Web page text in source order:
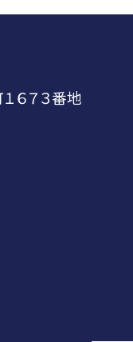
６７３番地